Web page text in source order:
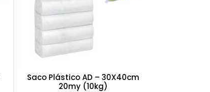
Saco Plástico AD – 30X40cm
20my (10kg)